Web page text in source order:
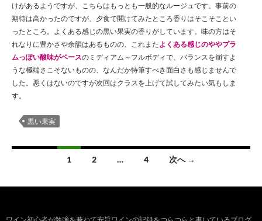
けがあるようですが、こちらはもっとも一般的なルージュです。事前の
期待は高かったのですが、夕食で開けてみたところ香りはそこそことい
ったところ。よくある感じの黒い果実の香りがしています。味の方はそ
れなりに豊かさや余韻はあるものの、これまたよくある感じのややプラ
ムっぽい酸味がベースのミディアム～フルボディで、バランスを崩すよ
うな極端さこそないものの、なんだか特筆すべき面白さも感じませんで
した。悪くはないのですが次回はクラスを上げて試してみたい気もしま
す。
黒い果実
1 2 … 4 次へ →